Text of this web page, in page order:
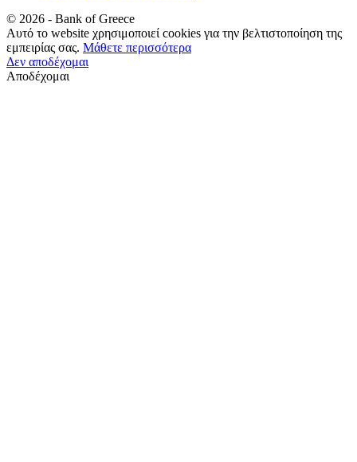
© 2026 - Bank of Greece
Αυτό το website χρησιμοποιεί cookies για την βελτιστοποίηση της
εμπειρίας σας. Μάθετε περισσότερα
Δεν αποδέχομαι
Αποδέχομαι